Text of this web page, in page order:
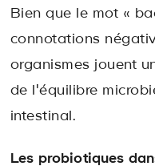
Bien que le mot «
connotations
organismes jouent
de l'équilibre
intestinal.
Les probiotiques